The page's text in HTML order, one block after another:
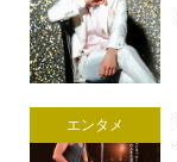
エンタメ